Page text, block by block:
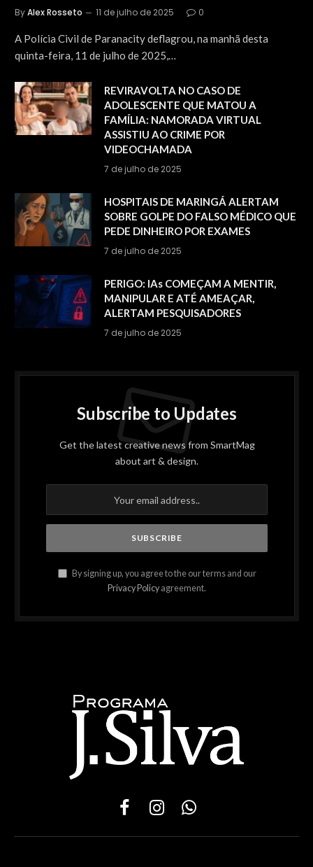
ByAlex Rosseto 11 de julho de 2025 0
A Polícia Civil de Paranacity deflagrou, na manhã desta
quinta-feira, 11 de julho de 2025,…
REVIRAVOLTA NO CASO DE
ADOLESCENTE QUE MATOU A
FAMÍLIA: NAMORADA VIRTUAL
ASSISTIU AO CRIME POR
VIDEOCHAMADA
7 de julho de 2025
HOSPITAIS DE MARINGÁ ALERTAM
SOBRE GOLPE DO FALSO MÉDICO QUE
PEDE DINHEIRO POR EXAMES
7 de julho de 2025
PERIGO: IAs COMEÇAM A MENTIR,
MANIPULAR E ATÉ AMEAÇAR,
ALERTAM PESQUISADORES
7 de julho de 2025
Subscribe to Updates
Get the latest creative news from SmartMag
about art & design.
By signing up, you agree to the our terms and our
Privacy Policy agreement.
FacebookInstagramWhatsApp